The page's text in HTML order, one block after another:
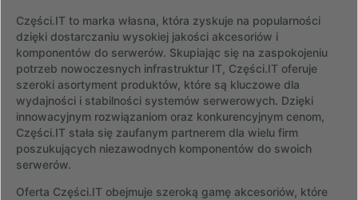
Części.IT to marka własna, która zyskuje na popularności
dzięki dostarczaniu wysokiej jakości akcesoriów i
komponentów do serwerów. Skupiając się na zaspokojeniu
potrzeb nowoczesnych infrastruktur IT, Części.IT oferuje
szeroki asortyment produktów, które są kluczowe dla
wydajności i stabilności systemów serwerowych. Dzięki
innowacyjnym rozwiązaniom oraz konkurencyjnym cenom,
Części.IT stała się zaufanym partnerem dla wielu firm
poszukujących niezawodnych komponentów do swoich
serwerów.
Oferta Części.IT obejmuje szeroką gamę akcesoriów, które